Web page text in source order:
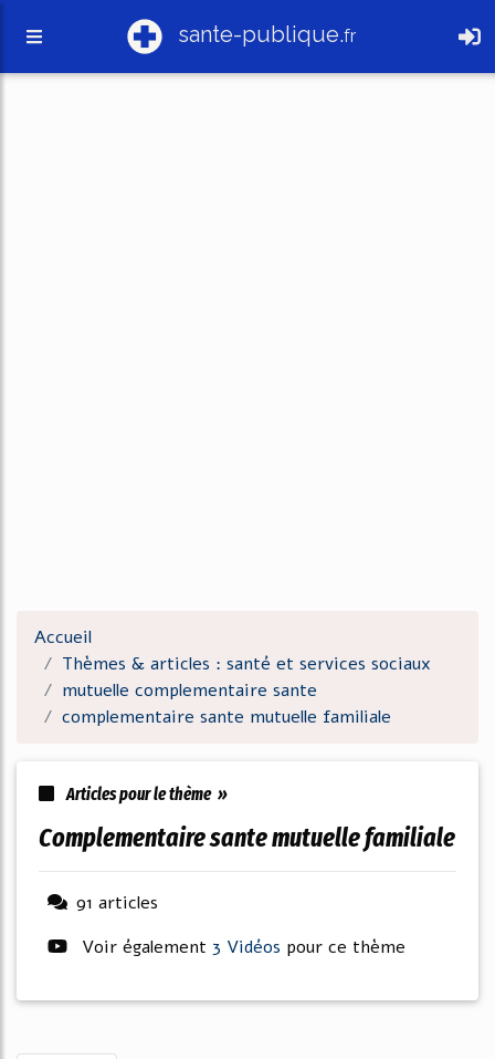
sante-publique.fr
Accueil
Thèmes & articles : santé et services sociaux
mutuelle complementaire sante
complementaire sante mutuelle familiale
Articles pour le thème »
complementaire sante mutuelle familiale
91 articles
Voir également 3 Vidéos pour ce thème